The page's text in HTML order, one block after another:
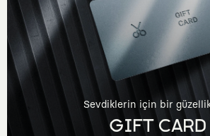
Sevdiklerin için bir
GIFT CARD